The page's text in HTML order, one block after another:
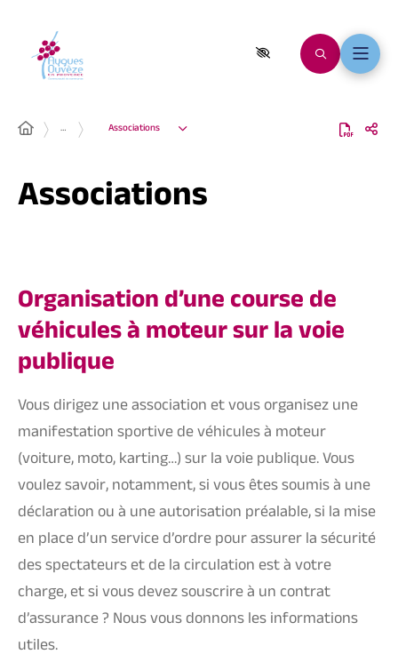
… Associations
Associations
Organisation d’une course de
véhicules à moteur sur la voie
publique
Vous dirigez une association et vous organisez une
manifestation sportive de véhicules à moteur
(voiture, moto, karting…) sur la voie publique. Vous
voulez savoir, notamment, si vous êtes soumis à une
déclaration ou à une autorisation préalable, si la mise
en place d’un service d’ordre pour assurer la sécurité
des spectateurs et de la circulation est à votre
charge, et si vous devez souscrire à un contrat
d’assurance ? Nous vous donnons les informations
utiles.